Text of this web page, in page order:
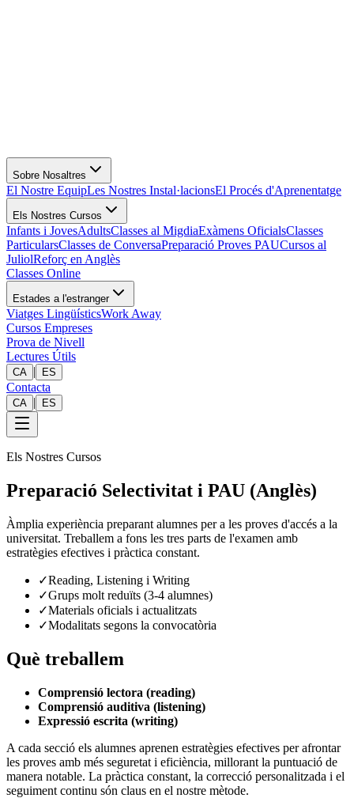
Sobre Nosaltres
El Nostre EquipLes Nostres Instal·lacionsEl Procés d'Aprenentatge
Els Nostres Cursos
Infants i JovesAdultsClasses al MigdiaExàmens OficialsClasses
ParticularsClasses de ConversaPreparació Proves PAUCursos al
JuliolReforç en Anglès
Classes Online
Estades a l'estranger
Viatges LingüísticsWork Away
Cursos Empreses
Prova de Nivell
Lectures Útils
CA | ES
Contacta
CA | ES
Els Nostres Cursos
Preparació Selectivitat i PAU (Anglès)
Àmplia experiència preparant alumnes per a les proves d'accés a la
universitat. Treballem a fons les tres parts de l'examen amb
estratègies efectives i pràctica constant.
✓Reading, Listening i Writing
✓Grups molt reduïts (3-4 alumnes)
✓Materials oficials i actualitzats
✓Modalitats segons la convocatòria
Què treballem
Comprensió lectora (reading)
Comprensió auditiva (listening)
Expressió escrita (writing)
A cada secció els alumnes aprenen estratègies efectives per afrontar
les proves amb més seguretat i eficiència, millorant la puntuació de
manera notable. La pràctica constant, la correcció personalitzada i el
seguiment continu són claus en el nostre mètode.